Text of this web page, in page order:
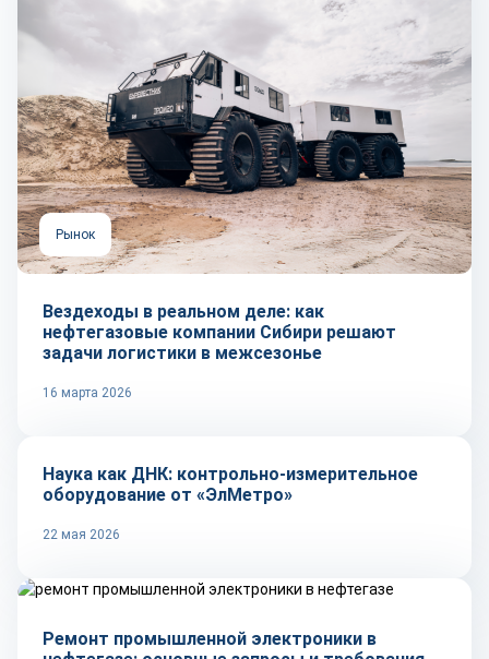
Рынок
Вездеходы в реальном деле: как
нефтегазовые компании Сибири решают
задачи логистики в межсезонье
16 марта 2026
Репортаж
Наука как ДНК: контрольно-измерительное
оборудование от «ЭлМетро»
22 мая 2026
Ремонт промышленной электроники в